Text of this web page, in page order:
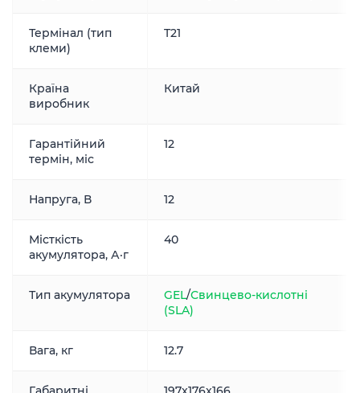
Термінал (тип
клеми)
T21
Країна
виробник
Китай
Гарантійний
термін, міс
12
Напруга, В 12
Місткість
акумулятора, А·г
40
Тип акумулятора GEL/Свинцево-кислотні
(SLA)
Вага, кг 12.7